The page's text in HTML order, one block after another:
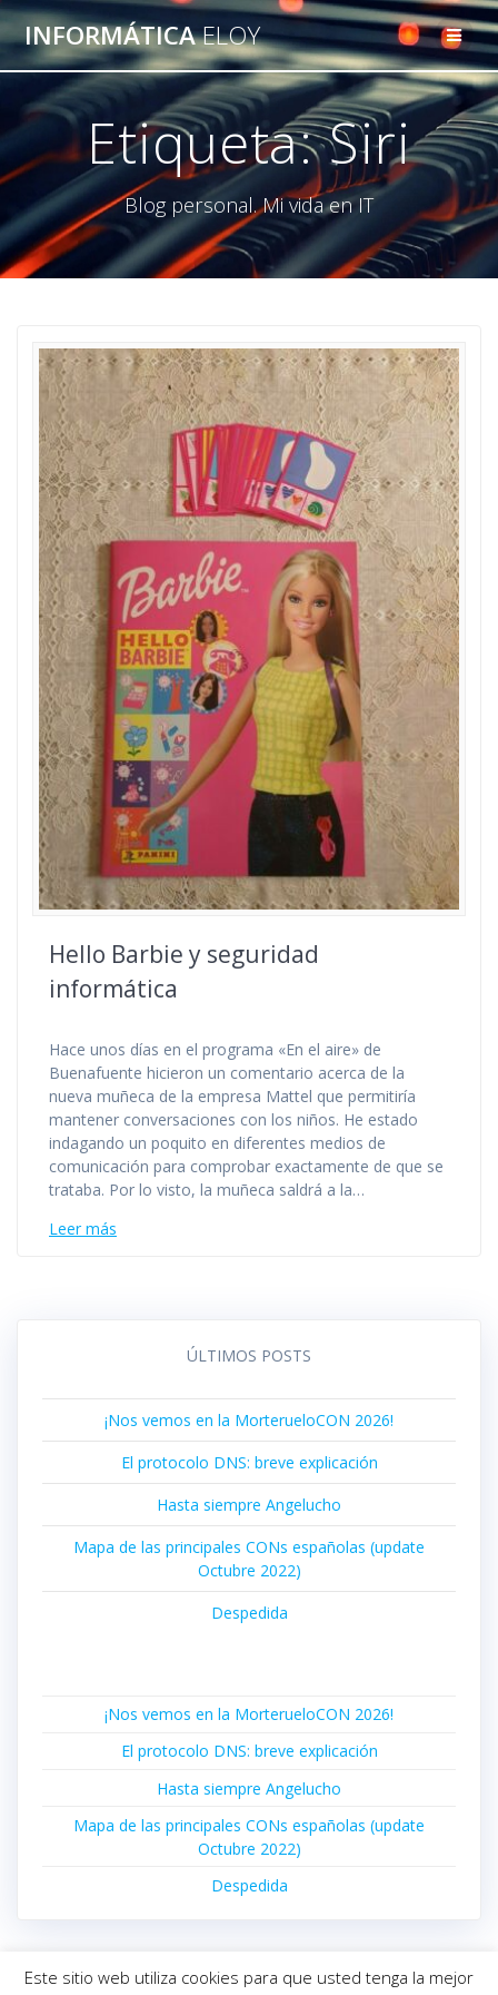
Saltar
al
contenido
INFORMÁTICAELOY
Etiqueta:Siri
Blog personal. Mi vida en IT
Hello Barbie y seguridad
informática
Hace unos días en el programa «En el aire» de
Buenafuente hicieron un comentario acerca de la
nueva muñeca de la empresa Mattel que permitiría
mantener conversaciones con los niños. He estado
indagando un poquito en diferentes medios de
comunicación para comprobar exactamente de que se
trataba. Por lo visto, la muñeca saldrá a la…
Leer más
ÚLTIMOS POSTS
¡Nos vemos en la MorterueloCON 2026!
El protocolo DNS: breve explicación
Hasta siempre Angelucho
Mapa de las principales CONs españolas (update
Octubre 2022)
Despedida
¡Nos vemos en la MorterueloCON 2026!
El protocolo DNS: breve explicación
Hasta siempre Angelucho
Mapa de las principales CONs españolas (update
Octubre 2022)
Despedida
Este sitio web utiliza cookies para que usted tenga la mejor